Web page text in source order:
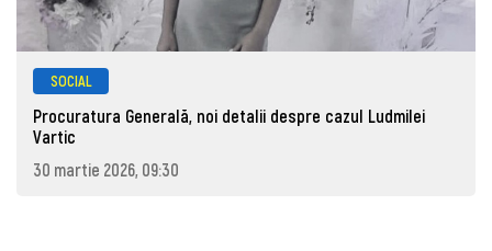
SOCIAL
Procuratura Generală, noi detalii despre cazul Ludmilei
Vartic
30 martie 2026, 09:30